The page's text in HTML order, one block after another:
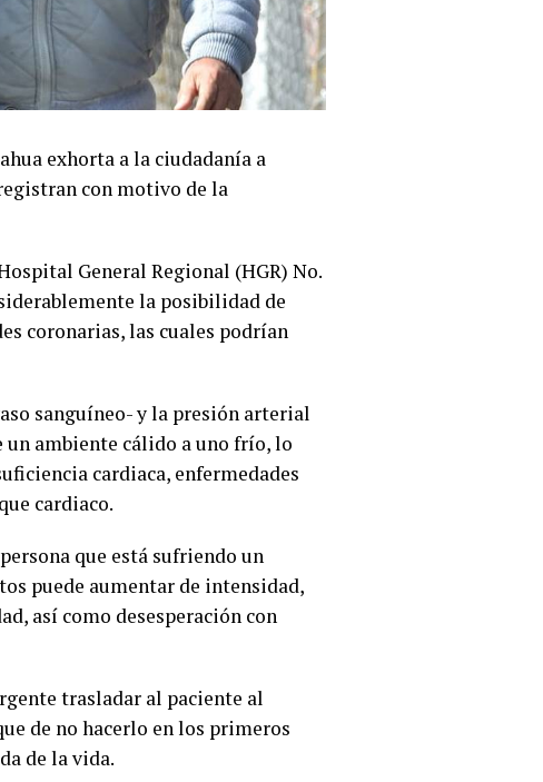
exhorta a la ciudadanía a
con motivo de la
General Regional (HGR) No.
la posibilidad de
coronarias, las cuales podrían
sanguíneo- y la presión arterial
un ambiente cálido a uno frío, lo
cardiaca, enfermedades
cardiaco.
que está sufriendo un
puede aumentar de intensidad,
así como desesperación con
trasladar al paciente al
de no hacerlo en los primeros
de la vida.